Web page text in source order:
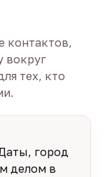
контактов,
вокруг
тех, кто
город
делом в